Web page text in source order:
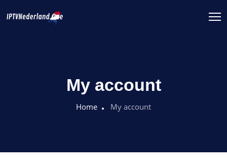
My account
Home My account